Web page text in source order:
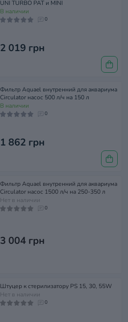
UNI TURBO PAT и MINI
В наличии
0
2 019 грн
Фильтр Aquael внутренний для аквариума
Circulator насос 500 л/ч на 150 л
В наличии
0
1 862 грн
Фильтр Aquael внутренний для аквариума
Circulator насос 1500 л/ч на 250-350 л
Нет в наличии
0
3 004 грн
Штуцер к стерилизатору PS 15, 30, 55W
Нет в наличии
0